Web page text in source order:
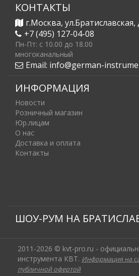
КОНТАКТЫ
г.Москва, ул.Братиславская,
+7 (495) 127-04-08
Пн-Пт: c 10.00 до 18.00
многоканальный
Email: info@german-
ИНФОРМАЦИЯ
Новости
Розничный магазин
Юр.лицам
О нас
Доставка и оплата
Контакты
ШОУ-РУМ НА
2011-2026 © kvt-pro.ru -
инструмента КВТ. Информация на
публичной офертой